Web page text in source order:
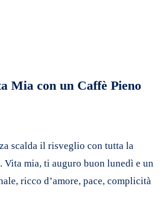
Mia con un Caffè Pieno
scalda il risveglio con tutta la
Vita mia, ti auguro buon lunedì e un
ricco d’amore, pace, complicità